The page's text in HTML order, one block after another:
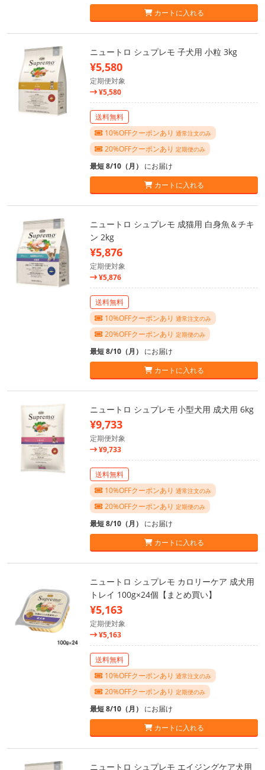
カートに入れる
ニュートロ シュプレモ 子犬用 小粒 3kg
¥5,580
定期便対象
¥5,580
送料無料
10%OFFクーポンあり 通常注文のみ
20%OFFクーポンあり 定期便のみ
最短 8/10（月） にお届け
カートに入れる
ニュートロ シュプレモ 成猫用 白身魚＆チキ
ン 2kg
¥5,876
定期便対象
¥5,876
送料無料
10%OFFクーポンあり 通常注文のみ
20%OFFクーポンあり 定期便のみ
最短 8/10（月） にお届け
カートに入れる
ニュートロ シュプレモ 小型犬用 成犬用 6kg
¥9,733
定期便対象
¥9,733
送料無料
10%OFFクーポンあり 通常注文のみ
20%OFFクーポンあり 定期便のみ
最短 8/10（月） にお届け
カートに入れる
ニュートロ シュプレモ カロリーケア 成犬用
トレイ 100g×24個【まとめ買い】
¥5,163
定期便対象
¥5,163
送料無料
10%OFFクーポンあり 通常注文のみ
20%OFFクーポンあり 定期便のみ
最短 8/10（月） にお届け
カートに入れる
ニュートロ シュプレモ エイジングケア犬用